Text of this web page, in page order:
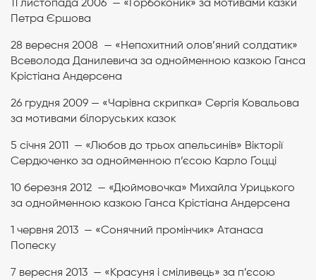
11 листопада 2006 — «Горбоконик» за мотивами казки
Петра Єршова
28 вересня 2008 — «Непохитний олов’яний солдатик»
Всеволода Данилевича за однойменною казкою Ганса
Крістіана Андерсена
26 грудня 2009 — «Чарівна скрипка» Сергія Ковальова
за мотивами білоруських казок
5 січня 2011 — «Любов до трьох апельсинів» Вікторії
Сердюченко за однойменною п’єсою Карло Ґоцці
10 березня 2012 — «Дюймовочка» Михайла Урицького
за однойменною казкою Ганса Крістіана Андерсена
1 червня 2013 — «Сонячний промінчик» Атанаса
Попеску
7 вересня 2013 — «Красуня і сміливець» за п’єсою